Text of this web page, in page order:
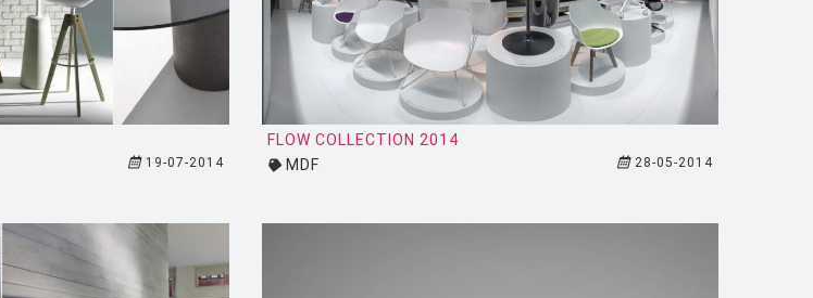
19-07-2014
FLOW COLLECTION 2014
MDF
28-05-2014